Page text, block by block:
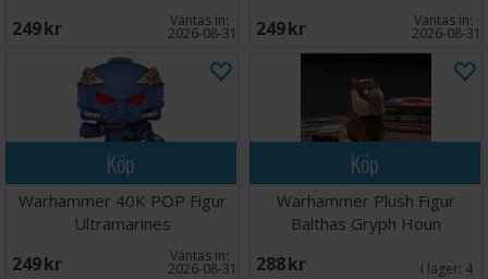
249 SEK Väntas in:
2026-08-31 249 SEK Väntas in:
2026-08-31
Köp
Warhammer 40K POP Figur
Ultramarines
249 SEK Väntas in:
2026-08-31
Köp
Warhammer Plush Figur
Balthas Gryph Houn
288 SEK I lager: 4